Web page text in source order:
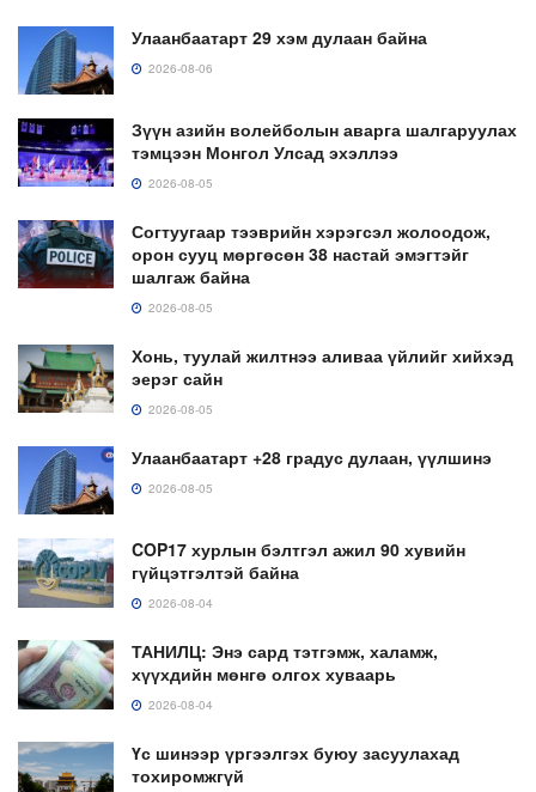
Улаанбаатарт 29 хэм дулаан байна
2026-08-06
Зүүн азийн волейболын аварга шалгаруулах
тэмцээн Монгол Улсад эхэллээ
2026-08-05
Согтуугаар тээврийн хэрэгсэл жолоодож,
орон сууц мөргөсөн 38 настай эмэгтэйг
шалгаж байна
2026-08-05
Хонь, туулай жилтнээ аливаа үйлийг хийхэд
эерэг сайн
2026-08-05
Улаанбаатарт +28 градус дулаан, үүлшинэ
2026-08-05
COP17 хурлын бэлтгэл ажил 90 хувийн
гүйцэтгэлтэй байна
2026-08-04
ТАНИЛЦ: Энэ сард тэтгэмж, халамж,
хүүхдийн мөнгө олгох хуваарь
2026-08-04
Үс шинээр үргээлгэх буюу засуулахад
тохиромжгүй